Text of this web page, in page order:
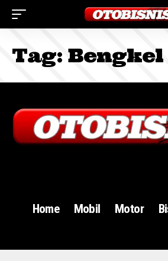
Tag: Bengkel
Home Mobil Motor